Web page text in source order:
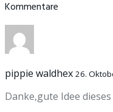
Kommentare
pippie waldhex 26.
Danke,gute Idee